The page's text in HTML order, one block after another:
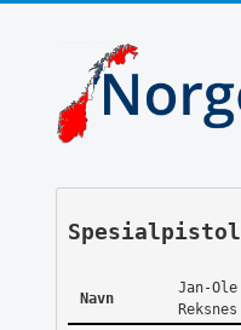
Spesialpistol
Navn
Jan-Ole
Reksnes